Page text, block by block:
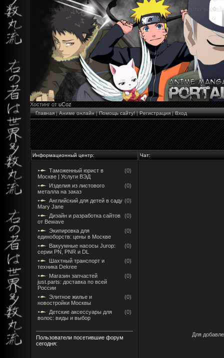
Хостинг отuCoz
Главная|Аниме онлайн|Помощь сайту!|Регистрация|Вход
Информационный центр: Чат:
Таможенный юрист в
Москве | Услуги ВЭД
(0)
Изделия из листового
металла на заказ
(0)
Английский для детей в саду
Mary Jane
(0)
Дизайн и разработка сайтов
от Bewave
(0)
Экипировка для
единоборств: цены в Москве
(0)
Вакуумные насосы Jurop:
серии PN, PNR и DL
(0)
Шахтный транспорт и
техника Dekree
(0)
Магазин запчастей
just.parts: доставка по всей
России
(0)
Элитное жилье и
новостройки Москвы
(0)
Детские аксессуары для
волос: виды и выбор
(0)
Пользователи посетившие форум
сегодня:
Для